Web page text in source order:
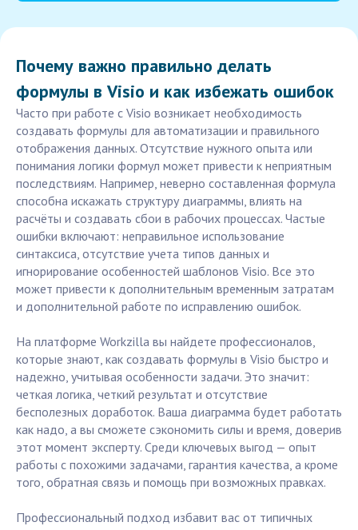
Почему важно правильно делать
формулы в Visio и как избежать ошибок
Часто при работе с Visio возникает необходимость
создавать формулы для автоматизации и правильного
отображения данных. Отсутствие нужного опыта или
понимания логики формул может привести к неприятным
последствиям. Например, неверно составленная формула
способна искажать структуру диаграммы, влиять на
расчёты и создавать сбои в рабочих процессах. Частые
ошибки включают: неправильное использование
синтаксиса, отсутствие учета типов данных и
игнорирование особенностей шаблонов Visio. Все это
может привести к дополнительным временным затратам
и дополнительной работе по исправлению ошибок.
На платформе Workzilla вы найдете профессионалов,
которые знают, как создавать формулы в Visio быстро и
надежно, учитывая особенности задачи. Это значит:
четкая логика, четкий результат и отсутствие
бесполезных доработок. Ваша диаграмма будет работать
как надо, а вы сможете сэкономить силы и время, доверив
этот момент эксперту. Среди ключевых выгод — опыт
работы с похожими задачами, гарантия качества, а кроме
того, обратная связь и помощь при возможных правках.
Профессиональный подход избавит вас от типичных